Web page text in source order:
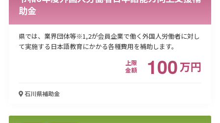
助金
県では、業界団体等※1,2が会員企業で働く外国人労働者に対し
て実施する日本語教育にかかる各種費用を補助します。
上限
金額
100万円
石川県補助金